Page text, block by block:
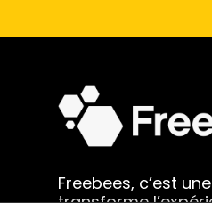
Freebees, c’est